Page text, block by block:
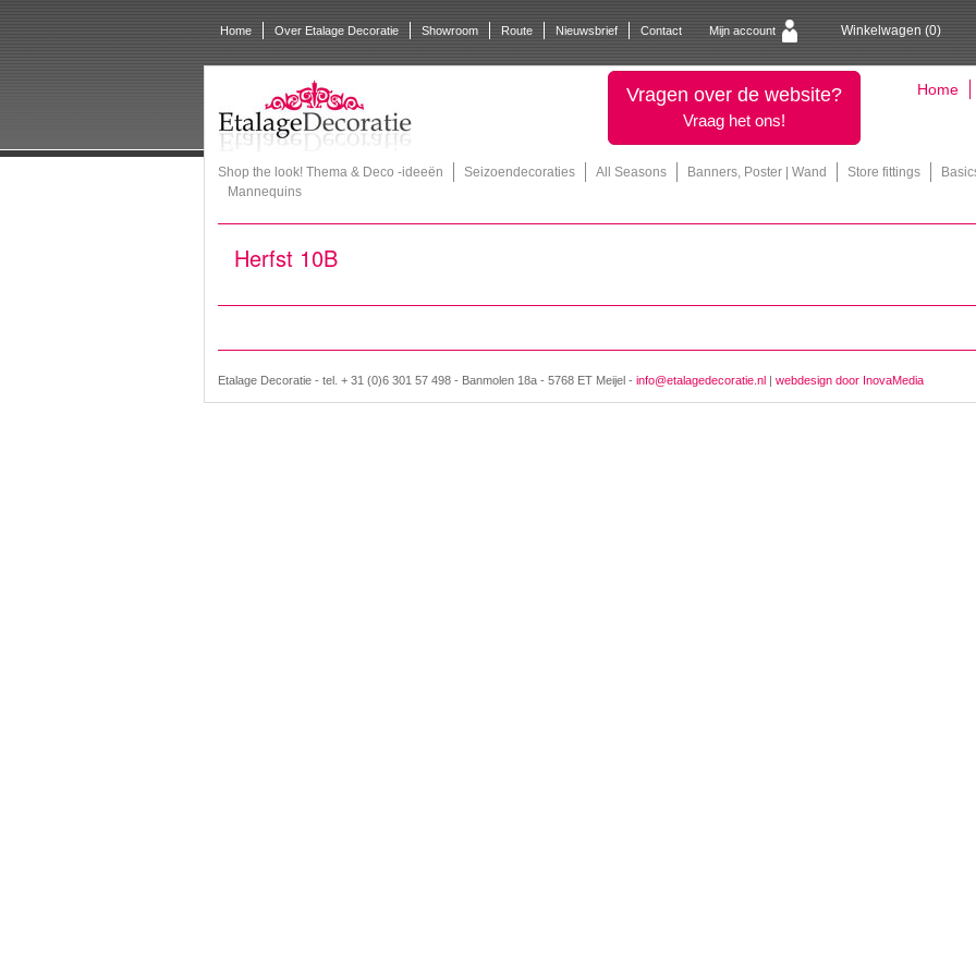
Home Over Etalage Decoratie Showroom Route Nieuwsbrief Contact Winkelwagen (0)
Mijn account
Vragen over de website?
Vraag het ons!
Home
Shop the look! Thema & Deco -ideeën Seizoendecoraties All Seasons Banners, Poster | Wand Store fittings
Mannequins
Herfst 10B
Etalage Decoratie - tel. + 31 (0)6 301 57 498 - Banmolen 18a - 5768 ET Meijel - info@etalagedecoratie.nl | webdesign door InovaMedia